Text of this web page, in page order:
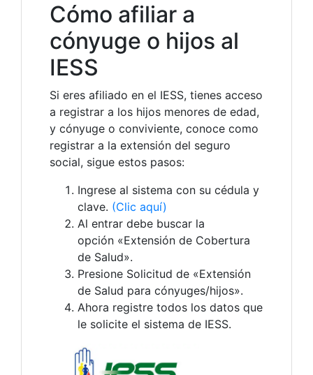
Cómo afiliar a
cónyuge o hijos al
IESS
Si eres afiliado en el IESS, tienes acceso
a registrar a los hijos menores de edad,
y cónyuge o conviviente, conoce como
registrar a la extensión del seguro
social, sigue estos pasos:
Ingrese al sistema con su cédula y
clave. (Clic aquí)
Al entrar debe buscar la
opción «Extensión de Cobertura
de Salud».
Presione Solicitud de «Extensión
de Salud para cónyuges/hijos».
Ahora registre todos los datos que
le solicite el sistema de IESS.